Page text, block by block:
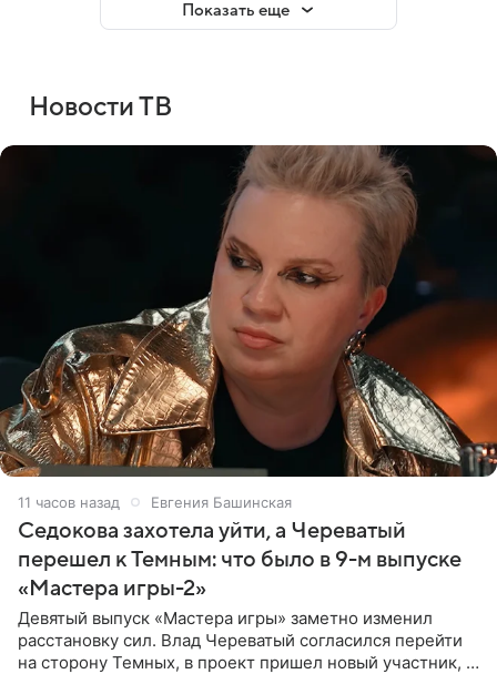
Показать еще
Новости ТВ
11 часов назад Евгения Башинская
Седокова захотела уйти, а Череватый
перешел к Темным: что было в 9-м выпуске
«Мастера игры-2»
Девятый выпуск «Мастера игры» заметно изменил
расстановку сил. Влад Череватый согласился перейти
на сторону Темных, в проект пришел новый участник, а